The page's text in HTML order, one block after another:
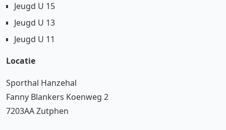
Jeugd U 15
Jeugd U 13
Jeugd U 11
Locatie
Sporthal Hanzehal
Fanny Blankers Koenweg 2
7203AA Zutphen